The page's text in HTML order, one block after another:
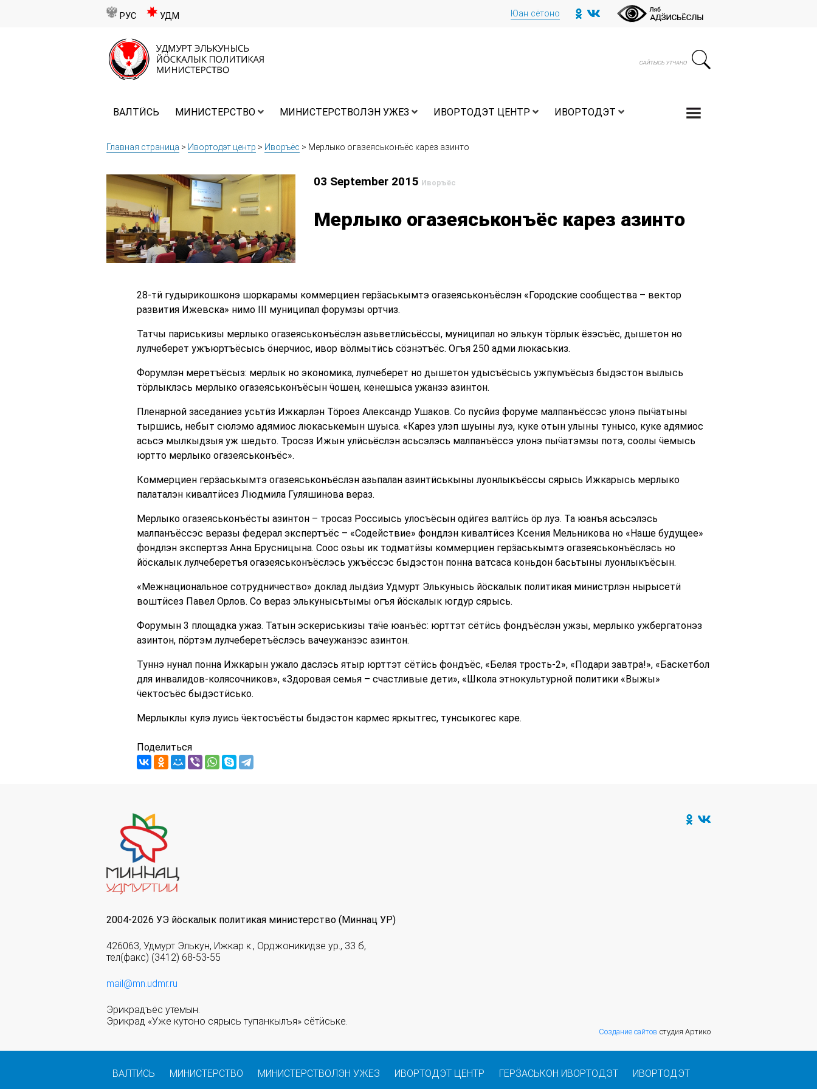
РУС УДМ Юан сётоно
ВАЛТӤСЬ МИНИСТЕРСТВО МИНИСТЕРСТВОЛЭН УЖЕЗ ИВОРТОДЭТ ЦЕНТР ИВОРТОДЭТ
Главная страница > Ивортодэт центр > Иворъёс > Мерлыко огазеяськонъёс карез азинто
03 September 2015 Иворъёс
Мерлыко огазеяськонъёс карез азинто
28-тӥ гудырикошконэ шоркарамы коммерциен герӟаськымтэ огазеяськонъёслэн «Городские сообщества – вектор
развития Ижевска» нимо III муниципал форумзы ортчиз.
Татчы париськизы мерлыко огазеяськонъёслэн азьветлӥсьёссы, муниципал но элькун тӧрлык ёзэсъёс, дышетон но
лулчеберет ужъюртъёсысь ӧнерчиос, ивор вӧлмытӥсь сӧзнэтъёс. Огъя 250 адми люкаськиз.
Форумлэн меретъёсыз: мерлык но экономика, лулчеберет но дышетон удысъёсысь ужпумъёсыз быдэстон вылысь
тӧрлыклэсь мерлыко огазеяськонъёсын ӵошен, кенешыса ужанзэ азинтон.
Пленарной заседаниез усьтӥз Ижкарлэн Тӧроез Александр Ушаков. Со пусйиз форуме малпанъёссэс улонэ пыӵатыны
тыршись, небыт сюлэмо адямиос люкаськемын шуыса. «Карез улэп шуыны луэ, куке отын улыны тунысо, куке адямиос
асьсэ мылкыдзыя уж шедьто. Тросэз Ижын улӥсьёслэн асьсэлэсь малпанъёссэ улонэ пыӵатэмзы потэ, соолы ӵемысь
юртто мерлыко огазеяськонъёс».
Коммерциен герӟаськымтэ огазеяськонъёслэн азьпалан азинтӥськыны луонлыкъёссы сярысь Ижкарысь мерлыко
палаталэн кивалтӥсез Людмила Гуляшинова вераз.
Мерлыко огазеяськонъёсты азинтон – тросаз Россиысь улосъёсын одӥгез валтӥсь ӧр луэ. Та юанъя асьсэлэсь
малпанъёссэс веразы федерал экспертъёс – «Содействие» фондлэн кивалтӥсез Ксения Мельникова но «Наше будущее»
фондлэн экспертэз Анна Брусницына. Соос озьы ик тодматӥзы коммерциен герӟаськымтэ огазеяськонъёслэсь но
йӧскалык лулчеберетъя огазеяськонъёслэсь ужъёссэс быдэстон понна ватсаса коньдон басьтыны луонлыкъёсын.
«Межнациональное сотрудничество» доклад лыдӟиз Удмурт Элькунысь йӧскалык политикая министрлэн нырысетӥ
воштӥсез Павел Орлов. Со вераз элькунысьтымы огъя йӧскалык югдур сярысь.
Форумын 3 площадка ужаз. Татын эскериськизы таӵе юанъёс: юрттэт сётӥсь фондъёслэн ужзы, мерлыко ужбергатонэз
азинтон, пӧртэм лулчеберетъёслэсь вачеужанзэс азинтон.
Туннэ нунал понна Ижкарын ужало даслэсь ятыр юрттэт сётӥсь фондъёс, «Белая трость-2», «Подари завтра!», «Баскетбол
для инвалидов-колясочников», «Здоровая семья – счастливые дети», «Школа этнокультурной политики «Выжы»
ӵектосъёс быдэстӥсько.
Мерлыклы кулэ луись ӵектосъёсты быдэстон кармес яркытгес, тунсыкогес каре.
Поделиться
2004-2026 УЭ йöскалык политикая министерство (Миннац УР)
426063, Удмурт Элькун, Ижкар к., Орджоникидзе ур., 33 б,
тел(факс) (3412) 68-53-55
mail@mn.udmr.ru
Эрикрадъёс утемын.
Эрикрад «Уже кутоно сярысь тупанкылъя» сётӥське.
Создание сайтов студия Артико
ВАЛТӤСЬ МИНИСТЕРСТВО МИНИСТЕРСТВОЛЭН УЖЕЗ ИВОРТОДЭТ ЦЕНТР ГЕРӞАСЬКОН ИВОРТОДЭТ ИВОРТОДЭТ